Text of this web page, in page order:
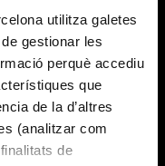
utilitza galetes
gestionar les
perquè accediu
que
de la d’altres
(analitzar com
de